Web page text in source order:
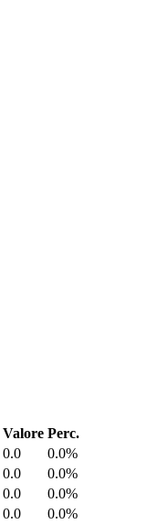
Valore Perc.
0.0
0.0%
0.0
0.0%
0.0
0.0%
0.0
0.0%